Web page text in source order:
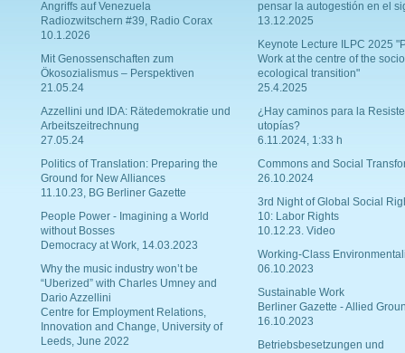
Angriffs auf Venezuela
Radiozwitschern #39, Radio Corax
10.1.2026
Mit Genossenschaften zum
Ökosozialismus – Perspektiven
21.05.24
Azzellini und IDA: Rätedemokratie und
Arbeitszeitrechnung
27.05.24
Politics of Translation: Preparing the
Ground for New Alliances
11.10.23, BG Berliner Gazette
People Power - Imagining a World
without Bosses
Democracy at Work, 14.03.2023
Why the music industry won’t be
“Uberized” with Charles Umney and
Dario Azzellini
Centre for Employment Relations,
Innovation and Change, University of
Leeds, June 2022
pensar la autogestión en el
13.12.2025
Keynote Lecture ILPC 2025
Work at the centre of the
ecological transition"
25.4.2025
¿Hay caminos para la
utopías?
6.11.2024, 1:33 h
Commons and Social
26.10.2024
3rd Night of Global Social
10: Labor Rights
10.12.23. Video
Working-Class
06.10.2023
Sustainable Work
Berliner Gazette - Allied
16.10.2023
Betriebsbesetzungen und